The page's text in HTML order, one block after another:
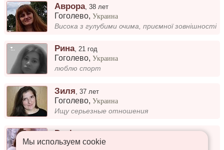
Аврора,38 лет
Гоголево,Украина
Висока з гулубими очима, приємної зовнішності
Рина, 21 год
Гоголево,Украина
люблю спорт
Зиля ,37 лет
Гоголево,Украина
Ищу серьезные отношения
Dasha,
Гоголево,Украина
Мы используем сookie